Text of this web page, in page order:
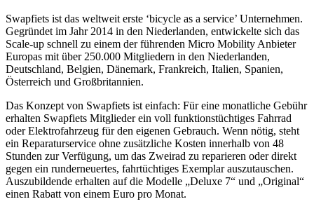
Swapfiets ist das weltweit erste ‘bicycle as a service’ Unternehmen.
Gegründet im Jahr 2014 in den Niederlanden, entwickelte sich das
Scale-up schnell zu einem der führenden Micro Mobility Anbieter
Europas mit über 250.000 Mitgliedern in den Niederlanden,
Deutschland, Belgien, Dänemark, Frankreich, Italien, Spanien,
Österreich und Großbritannien.
Das Konzept von Swapfiets ist einfach: Für eine monatliche Gebühr
erhalten Swapfiets Mitglieder ein voll funktionstüchtiges Fahrrad
oder Elektrofahrzeug für den eigenen Gebrauch. Wenn nötig, steht
ein Reparaturservice ohne zusätzliche Kosten innerhalb von 48
Stunden zur Verfügung, um das Zweirad zu reparieren oder direkt
gegen ein runderneuertes, fahrtüchtiges Exemplar auszutauschen.
Auszubildende erhalten auf die Modelle „Deluxe 7“ und „Original“
einen Rabatt von einem Euro pro Monat.